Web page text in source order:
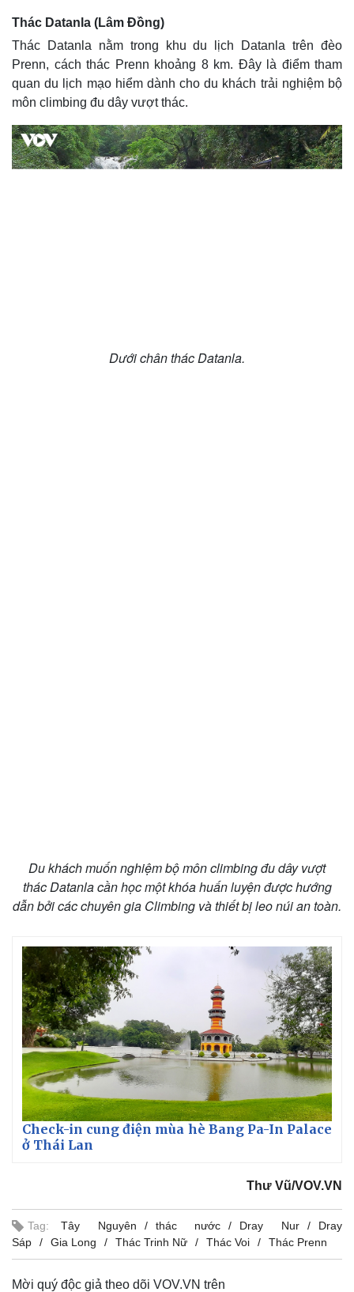
Thác Datanla (Lâm Đồng)
Thác Datanla nằm trong khu du lịch Datanla trên đèo
Prenn, cách thác Prenn khoảng 8 km. Đây là điểm tham
quan du lịch mạo hiểm dành cho du khách trải nghiệm bộ
môn climbing đu dây vượt thác.
Dưới chân thác Datanla.
Du khách muốn nghiệm bộ môn climbing đu dây vượt
thác Datanla cần học một khóa huấn luyện được hướng
dẫn bởi các chuyên gia Climbing và thiết bị leo núi an toàn.
Check-in cung điện mùa hè Bang Pa-In Palace
ở Thái Lan
Thư Vũ/VOV.VN
Tag: Tây Nguyên thác nước Dray Nur
Dray
Sáp
Gia Long Thác Trinh Nữ Thác Voi Thác Prenn
Mời quý độc giả theo dõi VOV.VN trên